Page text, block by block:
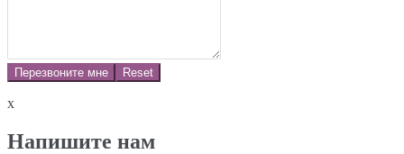
Перезвоните мне Reset
x
Напишите нам